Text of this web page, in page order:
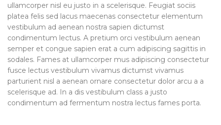
ullamcorper nisl eu justo in a scelerisque. Feugiat sociis
platea felis sed lacus maecenas consectetur elementum
vestibulum ad aenean nostra sapien dictumst
condimentum lectus. A pretium orci vestibulum aenean
semper et congue sapien erat a cum adipiscing sagittis in
sodales. Fames at ullamcorper mus adipiscing consectetur
fusce lectus vestibulum vivamus dictumst vivamus
parturient nisl a aenean ornare consectetur dolor arcu a a
scelerisque ad. In a dis vestibulum class a justo
condimentum ad fermentum nostra lectus fames porta.